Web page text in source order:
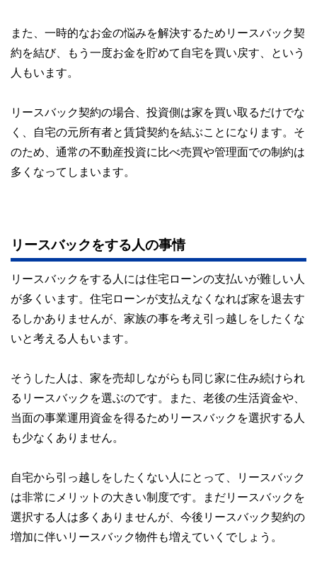
また、一時的なお金の悩みを解決するためリースバック契
約を結び、もう一度お金を貯めて自宅を買い戻す、という
人もいます。
リースバック契約の場合、投資側は家を買い取るだけでな
く、自宅の元所有者と賃貸契約を結ぶことになります。そ
のため、通常の不動産投資に比べ売買や管理面での制約は
多くなってしまいます。
リースバックをする人の事情
リースバックをする人には住宅ローンの支払いが難しい人
が多くいます。住宅ローンが支払えなくなれば家を退去す
るしかありませんが、家族の事を考え引っ越しをしたくな
いと考える人もいます。
そうした人は、家を売却しながらも同じ家に住み続けられ
るリースバックを選ぶのです。また、老後の生活資金や、
当面の事業運用資金を得るためリースバックを選択する人
も少なくありません。
自宅から引っ越しをしたくない人にとって、リースバック
は非常にメリットの大きい制度です。まだリースバックを
選択する人は多くありませんが、今後リースバック契約の
増加に伴いリースバック物件も増えていくでしょう。